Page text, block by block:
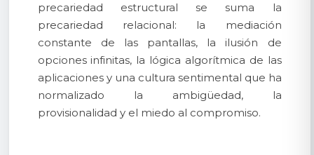
precariedad estructural se suma la
precariedad relacional: la mediación
constante de las pantallas, la ilusión de
opciones infinitas, la lógica algorítmica de las
aplicaciones y una cultura sentimental que ha
normalizado la ambigüedad, la
provisionalidad y el miedo al compromiso.